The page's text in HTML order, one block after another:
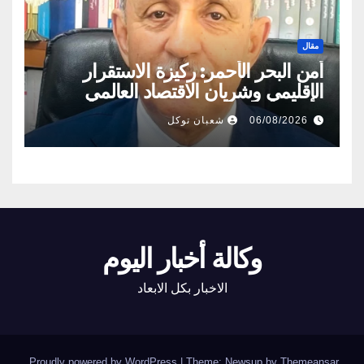
مقال
أمن البحر الأحمر: ركيزة الاستقرار
الإقليمي وشريان الاقتصاد العالمي
06/08/2026 شعبان توكل
وكالة أخبار اليوم
الاخبار بكل الابعاد